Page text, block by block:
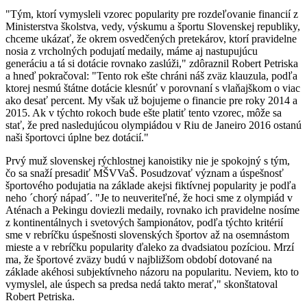
"Tým, ktorí vymysleli vzorec popularity pre rozdeľovanie financií z
Ministerstva školstva, vedy, výskumu a športu Slovenskej republiky,
chceme ukázať, že okrem osvedčených pretekárov, ktorí pravidelne
nosia z vrcholných podujatí medaily, máme aj nastupujúcu
generáciu a tá si dotácie rovnako zaslúži," zdôraznil Robert Petriska
a hneď pokračoval: "Tento rok ešte chráni náš zväz klauzula, podľa
ktorej nesmú štátne dotácie klesnúť v porovnaní s vlaňajškom o viac
ako desať percent. My však už bojujeme o financie pre roky 2014 a
2015. Ak v týchto rokoch bude ešte platiť tento vzorec, môže sa
stať, že pred nasledujúcou olympiádou v Riu de Janeiro 2016 ostanú
naši športovci úplne bez dotácií."
Prvý muž slovenskej rýchlostnej kanoistiky nie je spokojný s tým,
čo sa snaží presadiť MŠVVaŠ. Posudzovať význam a úspešnosť
športového podujatia na základe akejsi fiktívnej popularity je podľa
neho ´chorý nápad´. "Je to neuveriteľné, že hoci sme z olympiád v
Aténach a Pekingu doviezli medaily, rovnako ich pravidelne nosíme
z kontinentálnych i svetových šampionátov, podľa týchto kritérií
sme v rebríčku úspešnosti slovenských športov až na osemnástom
mieste a v rebríčku popularity ďaleko za dvadsiatou pozíciou. Mrzí
ma, že športové zväzy budú v najbližšom období dotované na
základe akéhosi subjektívneho názoru na popularitu. Neviem, kto to
vymyslel, ale úspech sa predsa nedá takto merať," skonštatoval
Robert Petriska.